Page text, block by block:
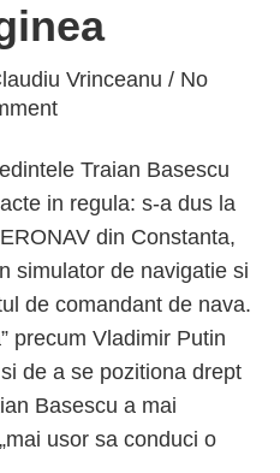
Vrinceanu / No
Traian Basescu
in regula: s-a dus la
din Constanta,
simulator de navigatie si
de comandant de nava.
precum Vladimir Putin
de a se pozitiona drept
Basescu a mai
usor sa conduci o